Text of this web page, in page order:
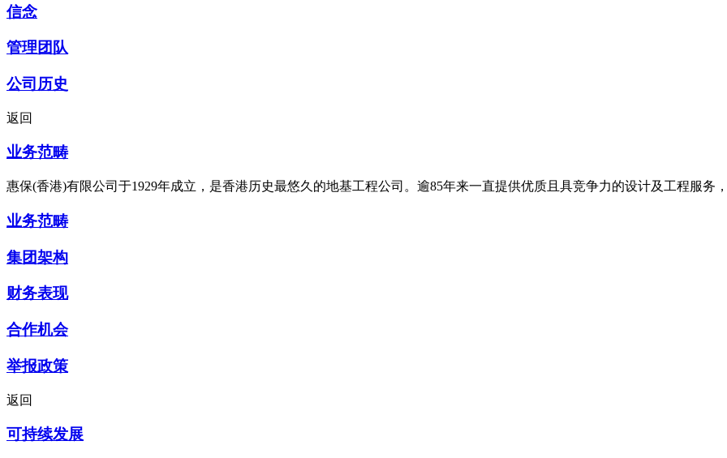
信念
管理团队
公司历史
返回
业务范畴
惠保(香港)有限公司于1929年成立，是香港历史最悠久的地基工程公司。逾85年来一直提供优质且具竞争力的设计及工程服
业务范畴
集团架构
财务表现
合作机会
举报政策
返回
可持续发展